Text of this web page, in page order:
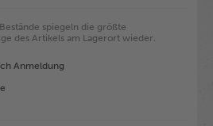
spiegeln die größte
des Artikels am Lagerort wieder.
Anmeldung